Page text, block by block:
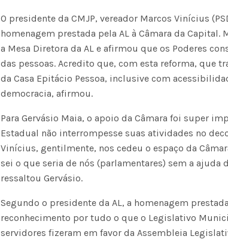
O presidente da CMJP, vereador Marcos Vinícius
homenagem prestada pela AL à Câmara da
a Mesa Diretora da AL e afirmou que os Poderes
das pessoas. Acredito que, com esta reforma, que
da Casa Epitácio Pessoa, inclusive com
democracia, afirmou.
Para Gervásio Maia, o apoio da Câmara foi super
Estadual não interrompesse suas atividades no
Vinícius, gentilmente, nos cedeu o espaço da
sei o que seria de nós (parlamentares) sem a ajuda
ressaltou Gervásio.
Segundo o presidente da AL, a homenagem
reconhecimento por tudo o que o Legislativo
servidores fizeram em favor da Assembleia